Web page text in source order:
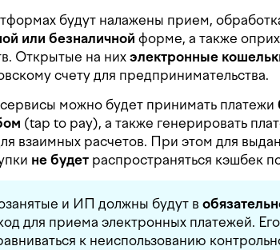
будут налажены прием,
или безналичной форме, а также
Открытые на них электронные
счету для предпринимательства.
можно будет принимать платежи
(tap to pay), а также генерировать
взаимных расчетов. При этом для
не будет распространяться кэшбек
и ИП должны будут в
для приема электронных платежей.
к неиспользованию